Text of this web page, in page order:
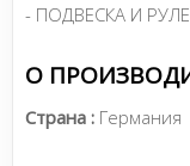
- ПОДВЕСКА И
О
Страна : Германия